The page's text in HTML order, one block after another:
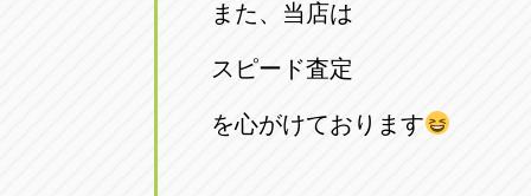
また、当店は
スピード査定
を心がけております